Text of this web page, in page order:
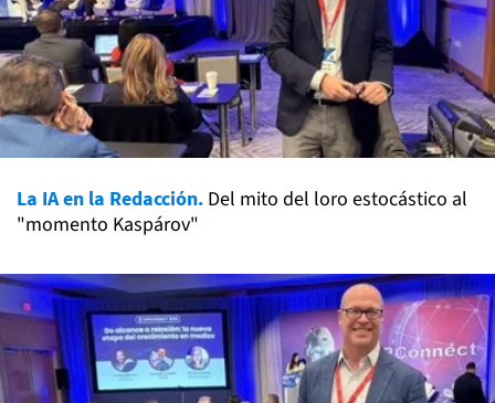
La IA en la Redacción. Del mito del loro estocástico al
"momento Kaspárov"